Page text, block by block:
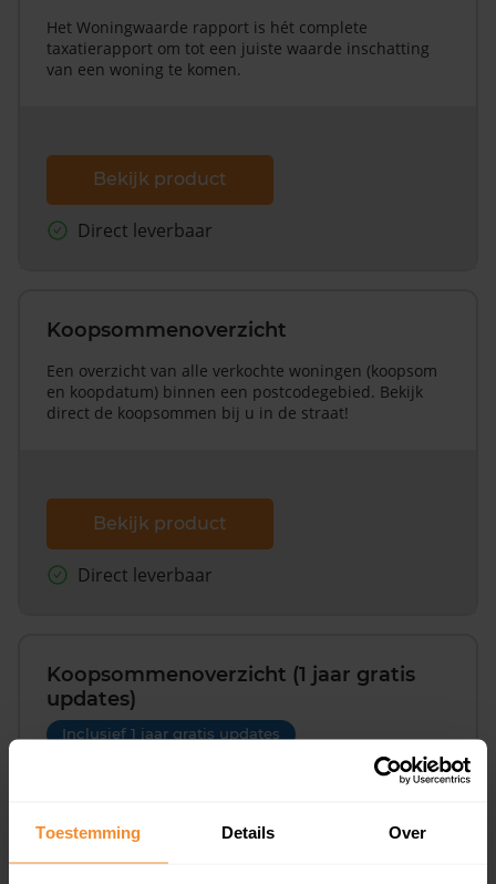
Toestemming Details Over
Het Woningwaarde rapport is hét complete
taxatierapport om tot een juiste waarde inschatting
van een woning te komen.
Bekijk product
Direct leverbaar
Koopsommenoverzicht
Een overzicht van alle verkochte woningen (koopsom
en koopdatum) binnen een postcodegebied. Bekijk
direct de koopsommen bij u in de straat!
Bekijk product
Direct leverbaar
Koopsommenoverzicht (1 jaar gratis
updates)
Inclusief 1 jaar gratis updates
Een overzicht van alle verkochte woningen (koopsom
koopsommen.